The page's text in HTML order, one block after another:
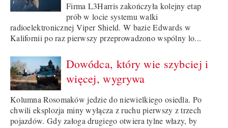
Firma L3Harris zakończyła kolejny etap
prób w locie systemu walki
radioelektronicznej Viper Shield. W bazie Edwards w
Kalifornii po raz pierwszy przeprowadzono wspólny lo...
Dowódca, który wie szybciej i
więcej, wygrywa
Kolumna Rosomaków jedzie do niewielkiego osiedla. Po
chwili eksplozja miny wyłącza z ruchu pierwszy z trzech
pojazdów. Gdy załoga drugiego otwiera tylne włazy, by